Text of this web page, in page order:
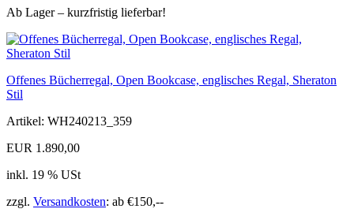
Ab Lager – kurzfristig lieferbar!
Offenes Bücherregal, Open Bookcase, englisches Regal, Sheraton
Stil
Artikel: WH240213_359
EUR 1.890,00
inkl. 19 % USt
zzgl. Versandkosten: ab €150,--